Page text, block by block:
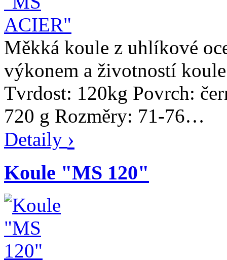
Měkká koule z uhlíkové
výkonem a životností
Tvrdost: 120kg Povrch:
720 g Rozměry: 71-76…
Detaily ›
Koule "MS 120"